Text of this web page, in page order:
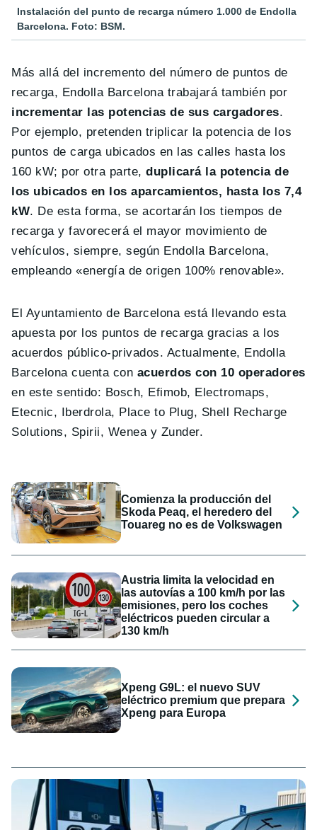
Instalación del punto de recarga número 1.000 de Endolla
Barcelona. Foto: BSM.
Más allá del incremento del número de puntos de
recarga, Endolla Barcelona trabajará también por
incrementar las potencias de sus cargadores.
Por ejemplo, pretenden triplicar la potencia de los
puntos de carga ubicados en las calles hasta los
160 kW; por otra parte,duplicará la potencia de
los ubicados en los aparcamientos, hasta los 7,4
kW. De esta forma, se acortarán los tiempos de
recarga y favorecerá el mayor movimiento de
vehículos, siempre, según Endolla Barcelona,
empleando «energía de origen 100% renovable».
El Ayuntamiento de Barcelona está llevando esta
apuesta por los puntos de recarga gracias a los
acuerdos público-privados. Actualmente, Endolla
Barcelona cuenta con acuerdos con 10 operadores
en este sentido: Bosch, Efimob, Electromaps,
Etecnic, Iberdrola, Place to Plug, Shell Recharge
Solutions, Spirii, Wenea y Zunder.
Comienza la producción del
Skoda Peaq, el heredero del
Touareg no es de Volkswagen
Austria limita la velocidad en
las autovías a 100 km/h por las
emisiones, pero los coches
eléctricos pueden circular a
130 km/h
Xpeng G9L: el nuevo SUV
eléctrico premium que prepara
Xpeng para Europa